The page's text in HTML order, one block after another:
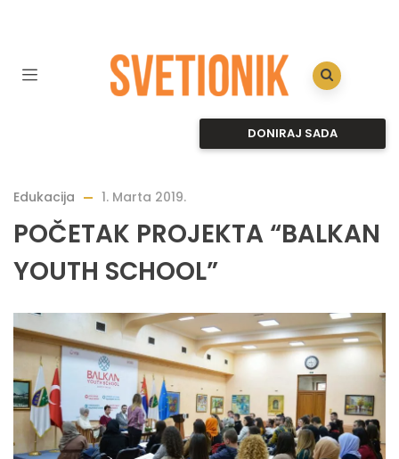
DONIRAJ SADA
Edukacija 1. Marta 2019.
POČETAK PROJEKTA “BALKAN
YOUTH SCHOOL”